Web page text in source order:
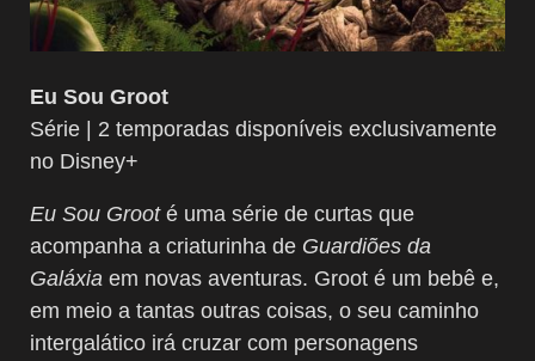
Eu Sou Groot
Série | 2 temporadas disponíveis exclusivamente
no Disney+
Eu Sou Grooté uma série de curtas que
acompanha a criaturinha de Guardiões da
Galáxia em novas aventuras. Groot é um bebê e,
em meio a tantas outras coisas, o seu caminho
intergalático irá cruzar com personagens